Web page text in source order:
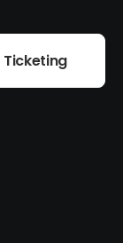
Ticketing